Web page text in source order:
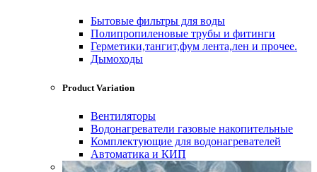
Бытовые фильтры для воды
Полипропиленовые трубы и фитинги
Герметики,тангит,фум лента,лен и прочее.
Дымоходы
Product Variation
Вентиляторы
Водонагреватели газовые накопительные
Комплектующие для водонагревателей
Автоматика и КИП